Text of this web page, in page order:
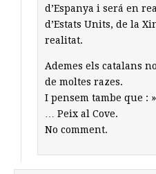
d’Espanya i será en
d’Estats Units, de la
realitat.
Ademes els catalans
de moltes razes.
I pensem tambe que :
… Peix al Cove.
No comment.